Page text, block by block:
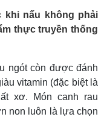
khi nấu không phải
thực truyền thống
ngót còn được đánh
vitamin (đặc biệt là
xơ. Món canh rau
non luôn là lựa chọn